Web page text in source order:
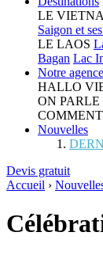
LE
Saigon et
LE LAOS
Bagan Lac
Notre agence
HALLO
ON PARLE
Nouvelles
Devis gratuit
Accueil ›